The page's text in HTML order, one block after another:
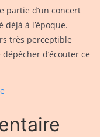
partie d’un concert
déjà à l’époque.
très perceptible
d’écouter ce